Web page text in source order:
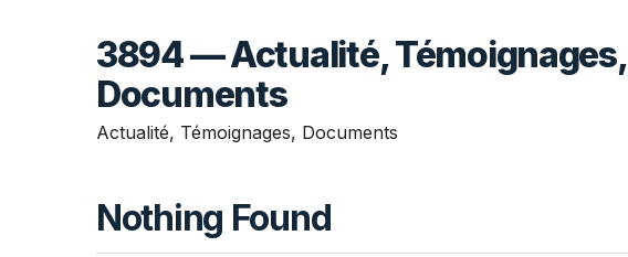
3894 — Actualité, Témoignages,
Documents
Actualité, Témoignages, Documents
Nothing Found